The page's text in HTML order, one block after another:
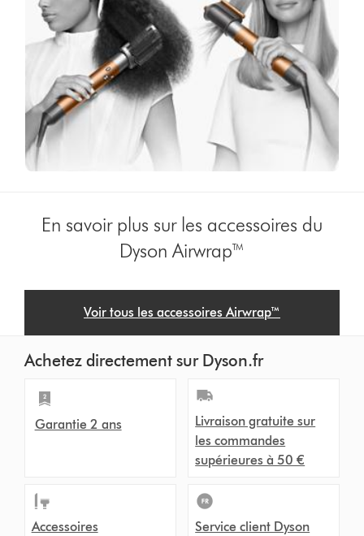
En savoir plus sur les accessoires du
Dyson Airwrap™
Voir tous les accessoires Airwrap™
Achetez directement sur Dyson.fr
Garantie 2 ans
Livraison gratuite sur
les commandes
supérieures à 50 €
Accessoires
Service client Dyson